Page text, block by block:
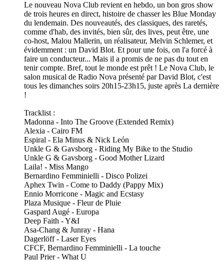
Le nouveau Nova Club revient en hebdo, un bon gros show
de trois heures en direct, histoire de chasser les Blue Monday
du lendemain. Des nouveautés, des classiques, des raretés,
comme d'hab, des invités, bien sûr, des lives, peut être, une
co-host, Malou Mallerin, un réalisateur, Melvin Schlemer, et
évidemment : un David Blot. Et pour une fois, on l'a forcé à
faire un conducteur... Mais il a promis de ne pas du tout en
tenir compte. Bref, tout le monde est prêt ! Le Nova Club, le
salon musical de Radio Nova présenté par David Blot, c'est
tous les dimanches soirs 20h15-23h15, juste après La dernière
!
Tracklist :
Madonna - Into The Groove (Extended Remix)
Alexia - Cairo FM
Espiral - Ela Minus & Nick León
Unkle G & Gavsborg - Riding My Bike to the Studio
Unkle G & Gavsborg - Good Mother Lizard
Laila! - Miss Mango
Bernardino Femminielli - Disco Polizei
Aphex Twin - Come to Daddy (Pappy Mix)
Ennio Morricone - Magic and Ecstasy
Plaza Musique - Fleur de Pluie
Gaspard Augé - Europa
Deep Faith - Y&I
Asa-Chang & Junray - Hana
Dagerlöff - Laser Eyes
CFCF, Bernardino Femminielli - La touche
Paul Prier - What U